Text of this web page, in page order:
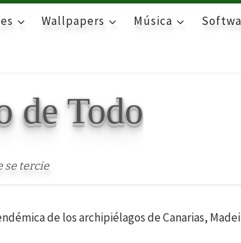
Wallpapers Música
de Todo
se tercie
de los archipiélagos de Canarias,